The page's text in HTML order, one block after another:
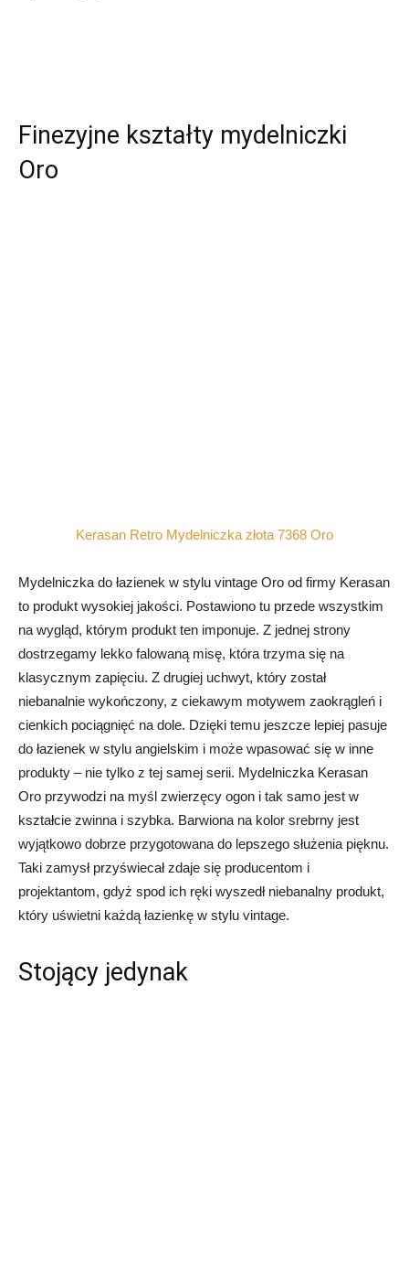
Finezyjne kształty mydelniczki
Oro
Kerasan Retro Mydelniczka złota 7368 Oro
Mydelniczka do łazienek w stylu vintage Oro od firmy Kerasan
to produkt wysokiej jakości. Postawiono tu przede wszystkim
na wygląd, którym produkt ten imponuje. Z jednej strony
dostrzegamy lekko falowaną misę, która trzyma się na
klasycznym zapięciu. Z drugiej uchwyt, który został
niebanalnie wykończony, z ciekawym motywem zaokrągleń i
cienkich pociągnięć na dole. Dzięki temu jeszcze lepiej pasuje
do łazienek w stylu angielskim i może wpasować się w inne
produkty – nie tylko z tej samej serii. Mydelniczka Kerasan
Oro przywodzi na myśl zwierzęcy ogon i tak samo jest w
kształcie zwinna i szybka. Barwiona na kolor srebrny jest
wyjątkowo dobrze przygotowana do lepszego służenia pięknu.
Taki zamysł przyświecał zdaje się producentom i
projektantom, gdyż spod ich ręki wyszedł niebanalny produkt,
który uświetni każdą łazienkę w stylu vintage.
Stojący jedynak